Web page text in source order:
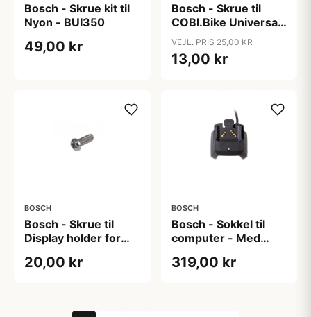
Bosch - Skrue kit til
Nyon - BUI350
49,00 kr
Bosch - Skrue til
COBI.Bike Universal
adapter
VEJL. PRIS 25,00 KR
13,00 kr
BOSCH
Bosch - Skrue til
Display holder for
(BUI275)
20,00 kr
BOSCH
Bosch - Sokkel til
computer - Med
Intuvia and Nyon
319,00 kr